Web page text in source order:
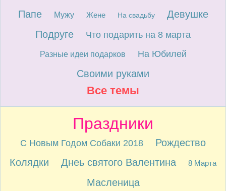
Папе Мужу Жене На свадьбу
Девушке
Подруге
Что подарить на 8 марта
Разные идеи подарков На Юбилей
Своими руками
Все темы
Праздники
С Новым Годом Собаки 2018
Рождество
Колядки
Днеь святого Валентина 8 Марта
Масленица